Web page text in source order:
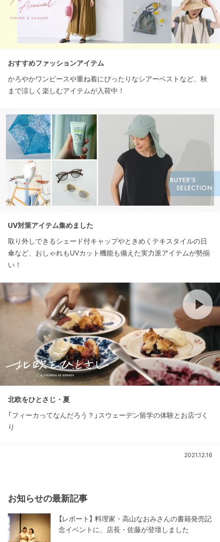
おすすめファッションアイテム
かろやかワンピースや重ね着にぴったりなシアーベストなど、秋
まで涼しく楽しむアイテムが入荷中！
UV対策アイテム集めました
取り外しできるシェード付キャップやときめくテキスタイルの日
傘など、おしゃれもUVカット機能も備えた実力派アイテムが勢揃
い！
北欧をひとさじ・夏
「フィーカってなんだろう？」スウェーデン留学の体験とお店づく
り
2021.12.16
お知らせの最新記事
【レポート】 料理家・高山なおみさんの書籍発売記
念イベントに、店長・佐藤が登壇しました